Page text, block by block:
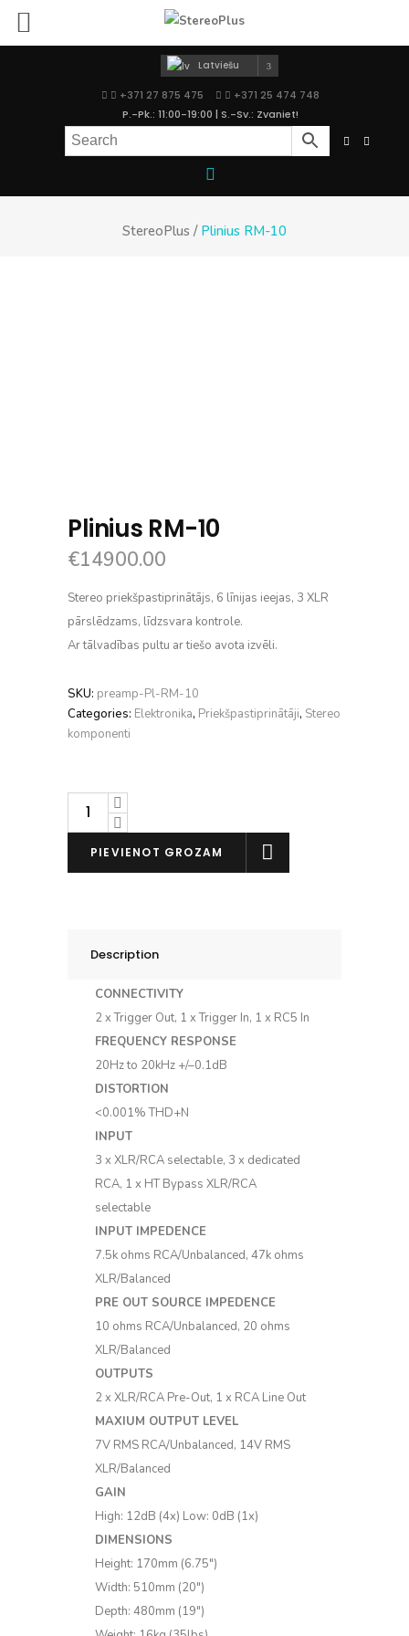
Latviešu
+371 27 875 475
+371 25 474 748
P.-Pk.: 11:00-19:00 | S.-Sv.: Zvaniet!
StereoPlus / Plinius RM-10
Plinius RM-10
€14900.00
Stereo priekšpastiprinātājs, 6 līnijas ieejas, 3 XLR
pārslēdzams, līdzsvara kontrole.
Ar tālvadības pultu ar tiešo avota izvēli.
SKU: preamp-Pl-RM-10
Categories: Elektronika, Priekšpastiprinātāji, Stereo
komponenti
Plinius
daudzums
PIEVIENOT GROZAM
Description
CONNECTIVITY
2 x Trigger Out, 1 x Trigger In, 1 x RC5 In
FREQUENCY RESPONSE
20Hz to 20kHz +/–0.1dB
DISTORTION
<0.001% THD+N
INPUT
3 x XLR/RCA selectable, 3 x dedicated
RCA, 1 x HT Bypass XLR/RCA
selectable
INPUT IMPEDENCE
7.5k ohms RCA/Unbalanced, 47k ohms
XLR/Balanced
PRE OUT SOURCE IMPEDENCE
10 ohms RCA/Unbalanced, 20 ohms
XLR/Balanced
OUTPUTS
2 x XLR/RCA Pre-Out, 1 x RCA Line Out
MAXIUM OUTPUT LEVEL
7V RMS RCA/Unbalanced, 14V RMS
XLR/Balanced
GAIN
High: 12dB (4x) Low: 0dB (1x)
DIMENSIONS
Height: 170mm (6.75″)
Width: 510mm (20″)
Depth: 480mm (19″)